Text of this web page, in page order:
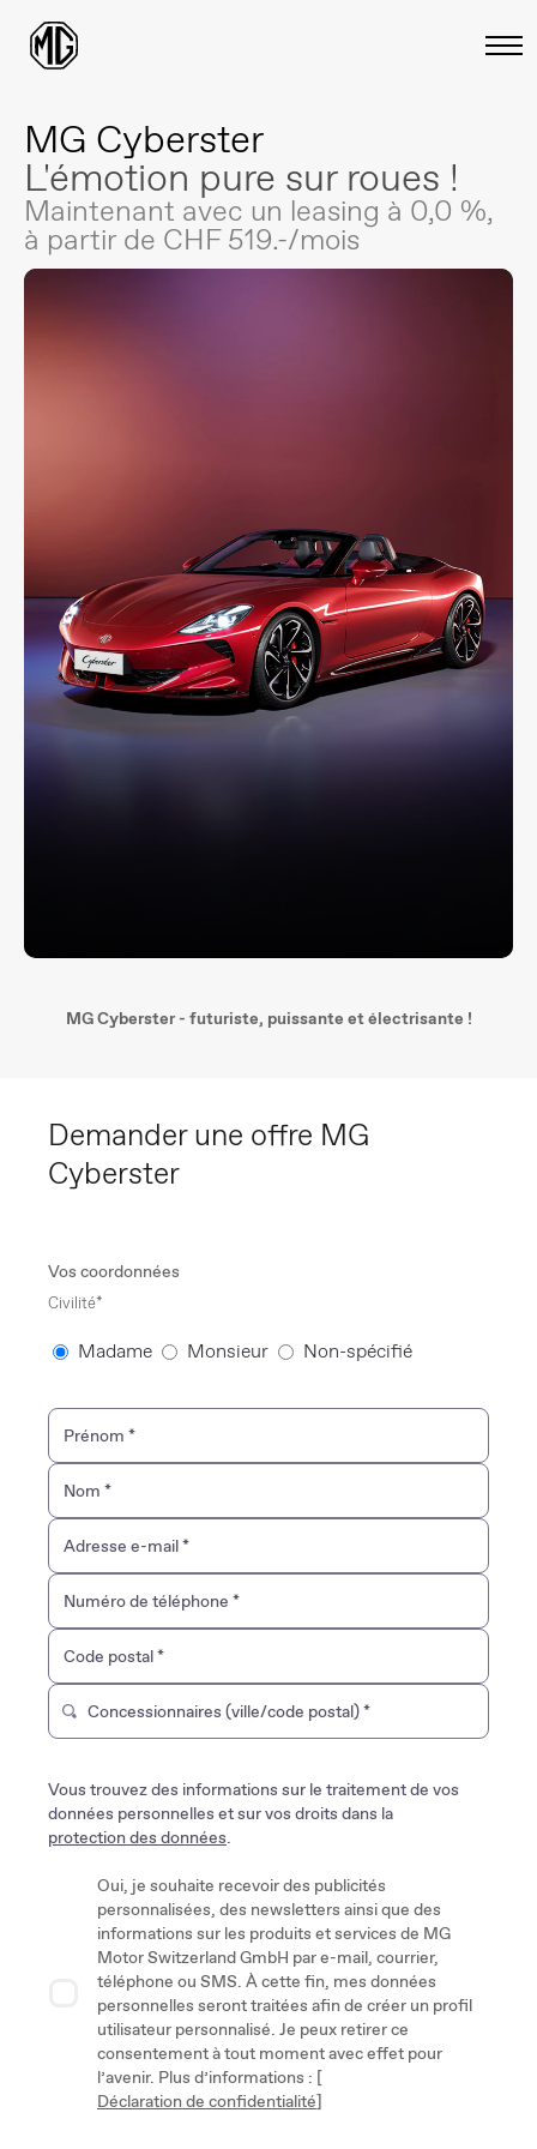
MG Cyberster
L'émotion pure sur roues !
Maintenant avec un leasing à 0,0 %,
à partir de CHF 519.-/mois
MG Cyberster - futuriste, puissante et électrisante !
Demander une offre MG
Cyberster
Vos coordonnées
Civilité*
Madame Monsieur Non-spécifié
Prénom *
Nom *
Adresse e-mail*
Numéro de téléphone *
Code postal*
Tapez pour rechercher un magasin de marque.
Concessionnaires (ville/code postal)*
Vous trouvez des informations sur le traitement de vos
données personnelles et sur vos droits dans la
protection des données.
Oui, je souhaite recevoir des publicités
personnalisées, des newsletters ainsi que des
informations sur les produits et services de MG
Motor Switzerland GmbH par e-mail, courrier,
téléphone ou SMS. À cette fin, mes données
personnelles seront traitées afin de créer un profil
utilisateur personnalisé. Je peux retirer ce
consentement à tout moment avec effet pour
l’avenir. Plus d’informations : [
Déclaration de confidentialité]